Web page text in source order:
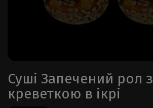
Суші Запечений рол з
креветкою в ікрі